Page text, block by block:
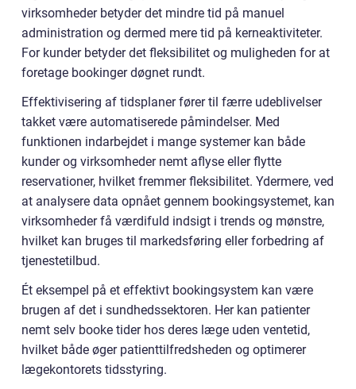
virksomheder betyder det mindre tid på manuel
administration og dermed mere tid på kerneaktiviteter.
For kunder betyder det fleksibilitet og muligheden for at
foretage bookinger døgnet rundt.
Effektivisering af tidsplaner fører til færre udeblivelser
takket være automatiserede påmindelser. Med
funktionen indarbejdet i mange systemer kan både
kunder og virksomheder nemt aflyse eller flytte
reservationer, hvilket fremmer fleksibilitet. Ydermere, ved
at analysere data opnået gennem bookingsystemet, kan
virksomheder få værdifuld indsigt i trends og mønstre,
hvilket kan bruges til markedsføring eller forbedring af
tjenestetilbud.
Ét eksempel på et effektivt bookingsystem kan være
brugen af det i sundhedssektoren. Her kan patienter
nemt selv booke tider hos deres læge uden ventetid,
hvilket både øger patienttilfredsheden og optimerer
lægekontorets tidsstyring.